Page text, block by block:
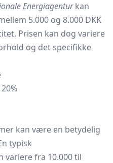
Energiagenturkan
5.000 og 8.000 DKK
Prisen kan dog variere
og det specifikke
20%
kan være en betydelig
typisk
variere fra 10.000 til